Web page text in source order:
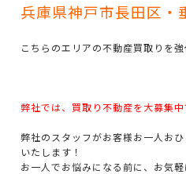
兵庫県神戸市長田区・
こちらのエリアの不動産買取りを強
弊社では、買取り不動産を大募集中
弊社のスタッフがお客様お一人お
いたします！
お一人でお悩みになる前に、お気